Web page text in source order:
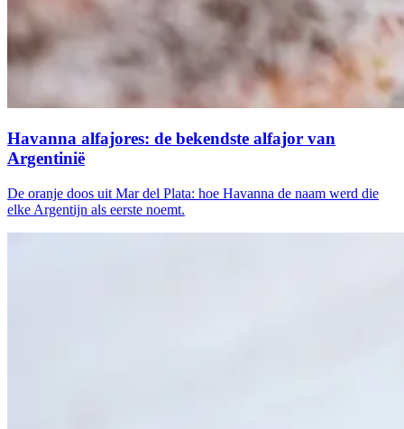
Havanna alfajores: de bekendste alfajor van
Argentinië
De oranje doos uit Mar del Plata: hoe Havanna de naam werd die
elke Argentijn als eerste noemt.